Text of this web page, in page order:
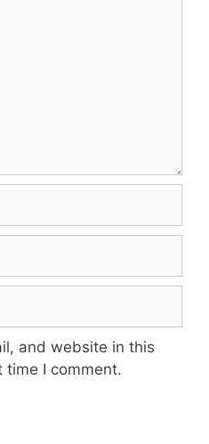
and website in this
time I comment.